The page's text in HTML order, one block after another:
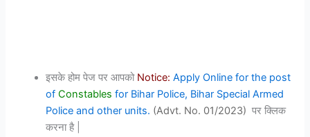
इसके होम पेज पर आपको Notice: Apply Online for the post
ofConstables for Bihar Police, Bihar Special Armed
Police and other units. (Advt. No. 01/2023) पर क्लिक
करना है |